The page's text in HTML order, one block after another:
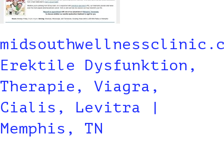
Erektile Dysfunktion,
Therapie, Viagra,
Cialis, Levitra |
Memphis, TN